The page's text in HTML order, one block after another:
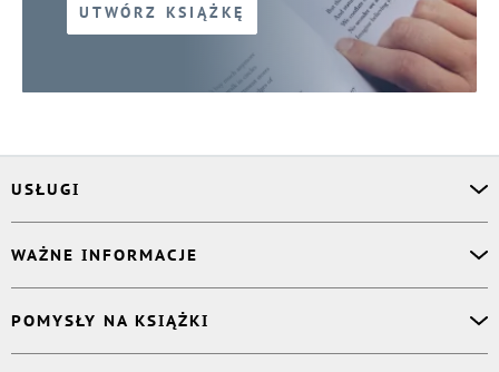
UTWÓRZ KSIĄŻKĘ
USŁUGI
Korektor
Projektant okładki
Druk Twojej książki
Publikacja
WAŻNE INFORMACJE
Książki Ridero
Pomoc
POMYSŁY NA KSIĄŻKI